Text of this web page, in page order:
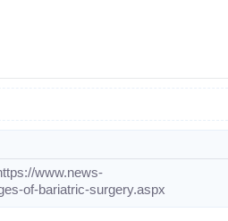
www.news-
of-bariatric-surgery.aspx